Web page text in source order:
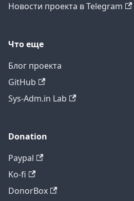
Новости проекта в Telegram
Что еще
Блог проекта
GitHub
Sys-Adm.in Lab
Donation
Paypal
Ko-fi
DonorBox